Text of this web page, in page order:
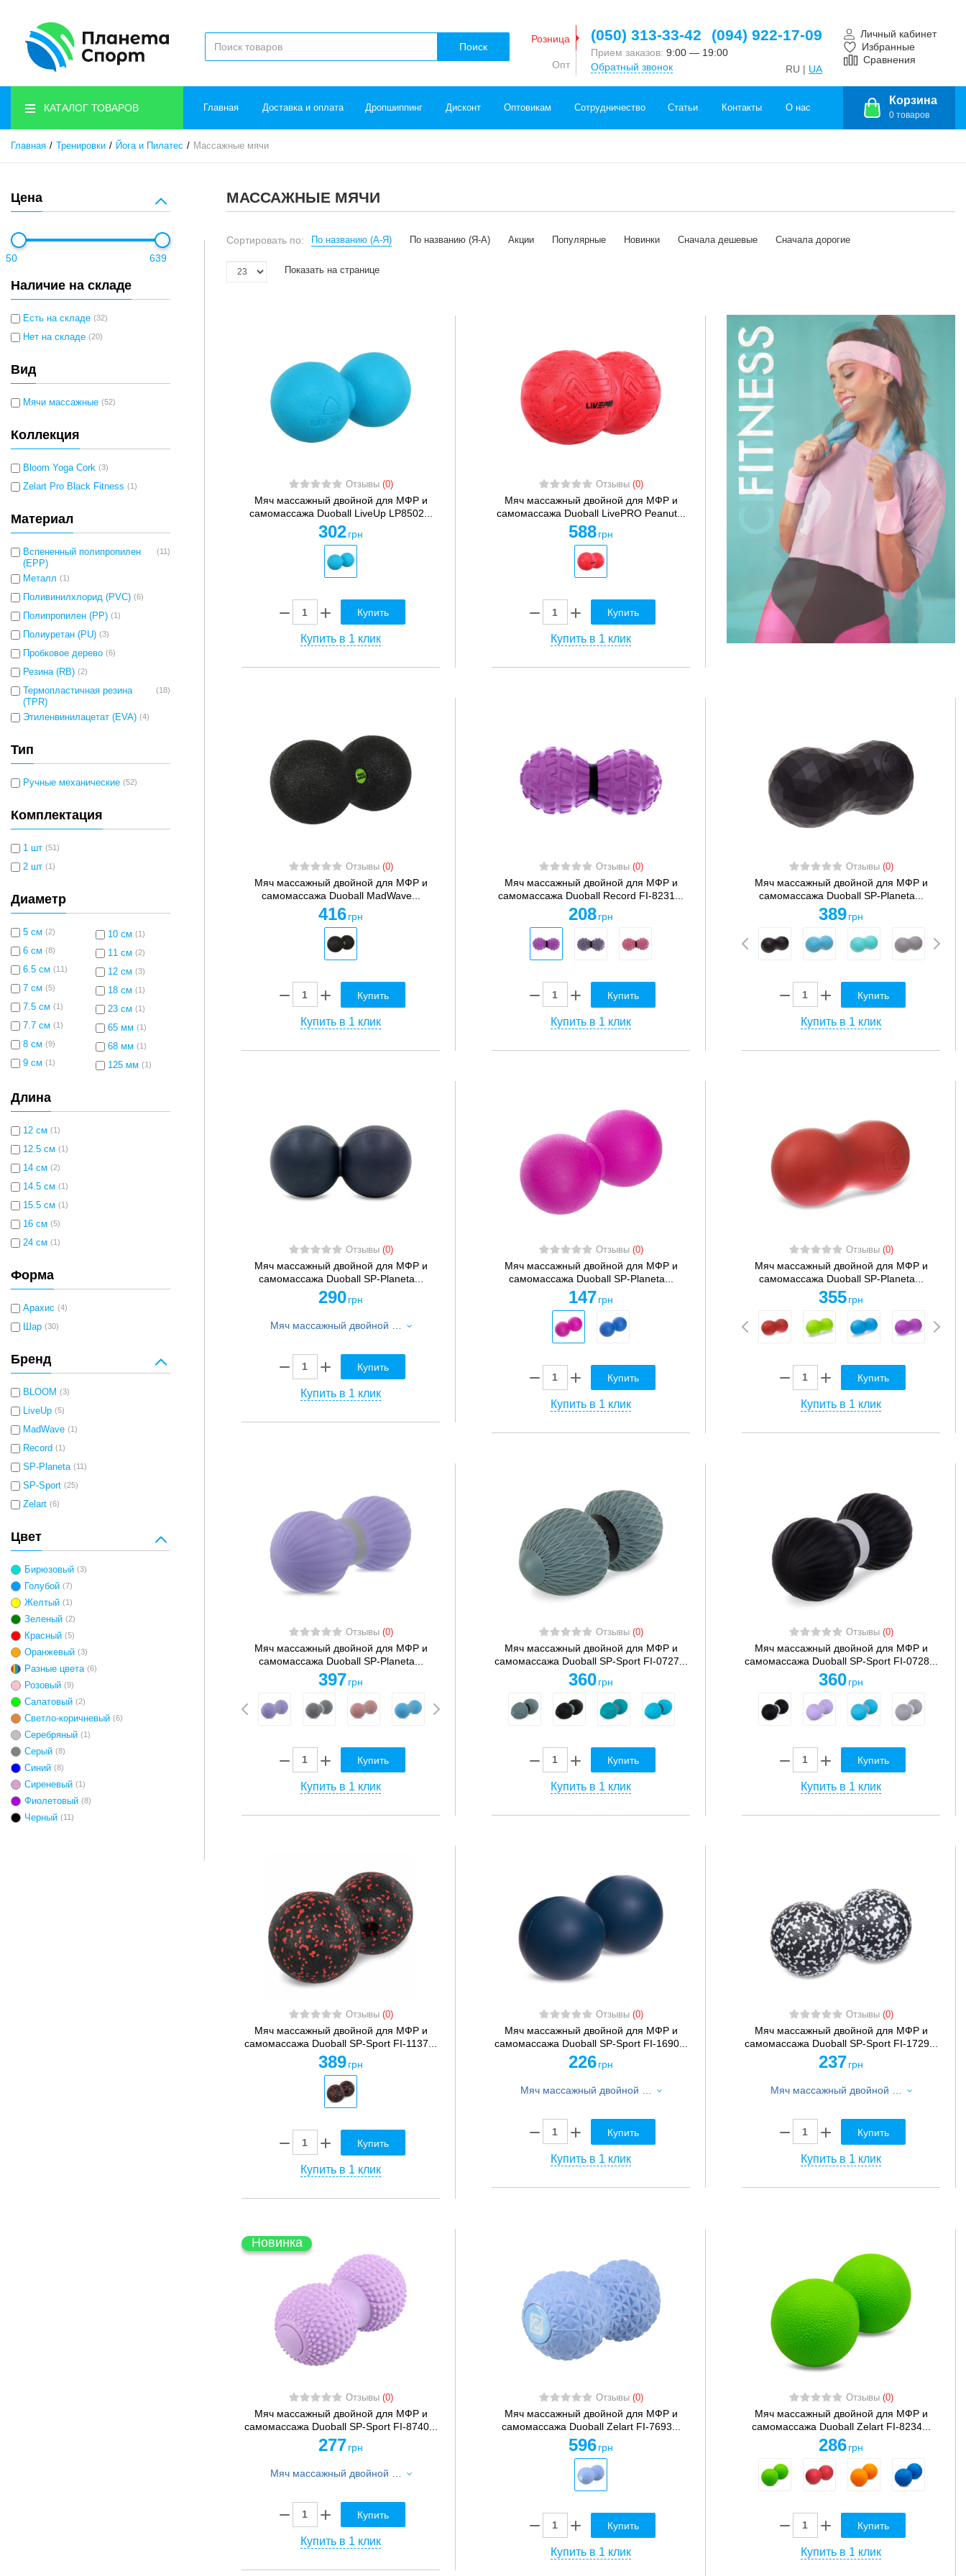
Поиск
Розница
Опт
(050) 313-33-42 (094) 922-17-09
Прием заказов: 9:00 — 19:00
Обратный звонок
RU | UA
Личный кабинет
Избранные
Сравнения
КАТАЛОГ ТОВАРОВ Главная Доставка и оплата Дропшиппинг Дисконт Оптовикам Сотрудничество Статьи Контакты О нас
Корзина
0 товаров
Главная Тренировки Йога и Пилатес Массажные мячи
Цена
50 639
Наличие на складе
Есть на складе (32)
Нет на складе (20)
Вид
Мячи массажные (52)
Коллекция
Bloom Yoga Cork (3)
Zelart Pro Black Fitness (1)
Материал
Вспененный полипропилен
(EPP)
(11)
Металл (1)
Поливинилхлорид (PVC) (6)
Полипропилен (PP) (1)
Полиуретан (PU) (3)
Пробковое дерево (6)
Резина (RB) (2)
Термопластичная резина
(TPR)
(18)
Этиленвинилацетат (EVA) (4)
Тип
Ручные механические (52)
Комплектация
1 шт (51)
2 шт (1)
Диаметр
5 см (2)
6 см (8)
6.5 см (11)
7 см (5)
7.5 см (1)
7.7 см (1)
8 см (9)
9 см (1)
10 см (1)
11 см (2)
12 см (3)
18 см (1)
23 см (1)
65 мм (1)
68 мм (1)
125 мм (1)
Длина
12 см (1)
12.5 см (1)
14 см (2)
14.5 см (1)
15.5 см (1)
16 см (5)
24 см (1)
Форма
Арахис (4)
Шар (30)
Бренд
BLOOM (3)
LiveUp (5)
MadWave (1)
Record (1)
SP-Planeta (11)
SP-Sport (25)
Zelart (6)
Цвет
Бирюзовый (3)
Голубой (7)
Желтый (1)
Зеленый (2)
Красный (5)
Оранжевый (3)
Разные цвета (6)
Розовый (9)
Салатовый (2)
Светло-коричневый (6)
Серебряный (1)
Серый (8)
Синий (8)
Сиреневый (1)
Фиолетовый (8)
Черный (11)
МАССАЖНЫЕ МЯЧИ
Сортировать по: По названию (А-Я) По названию (Я-А) Акции Популярные Новинки Сначала дешевые Сначала дорогие
Показать на странице
Отзывы (0)
Мяч массажный двойной для МФР и
самомассажа Duoball LiveUp LP8502...
302 грн
Купить
Купить в 1 клик
Отзывы (0)
Мяч массажный двойной для МФР и
самомассажа Duoball LivePRO Peanut...
588 грн
Купить
Купить в 1 клик
Отзывы (0)
Мяч массажный двойной для МФР и
самомассажа Duoball MadWave...
416 грн
Купить
Купить в 1 клик
Отзывы (0)
Мяч массажный двойной для МФР и
самомассажа Duoball Record FI-8231...
208 грн
Купить
Купить в 1 клик
Отзывы (0)
Мяч массажный двойной для МФР и
самомассажа Duoball SP-Planeta...
389 грн
Купить
Купить в 1 клик
Отзывы (0)
Мяч массажный двойной для МФР и
самомассажа Duoball SP-Planeta...
290 грн
Купить
Купить в 1 клик
Отзывы (0)
Мяч массажный двойной для МФР и
самомассажа Duoball SP-Planeta...
147 грн
Купить
Купить в 1 клик
Отзывы (0)
Мяч массажный двойной для МФР и
самомассажа Duoball SP-Planeta...
355 грн
Купить
Купить в 1 клик
Отзывы (0)
Мяч массажный двойной для МФР и
самомассажа Duoball SP-Planeta...
397 грн
Купить
Купить в 1 клик
Отзывы (0)
Мяч массажный двойной для МФР и
самомассажа Duoball SP-Sport FI-0727...
360 грн
Купить
Купить в 1 клик
Отзывы (0)
Мяч массажный двойной для МФР и
самомассажа Duoball SP-Sport FI-0728...
360 грн
Купить
Купить в 1 клик
Отзывы (0)
Мяч массажный двойной для МФР и
самомассажа Duoball SP-Sport FI-1137...
389 грн
Купить
Купить в 1 клик
Отзывы (0)
Мяч массажный двойной для МФР и
самомассажа Duoball SP-Sport FI-1690...
226 грн
Мяч массажный двойной для МФР и самомассажа Duoball SP-Sport FI-1690 ø6см цвета в ассортименте
Купить
Купить в 1 клик
Отзывы (0)
Мяч массажный двойной для МФР и
самомассажа Duoball SP-Sport FI-1729...
237 грн
Мяч массажный двойной для МФР и самомассажа Duoball SP-Sport FI-1729 ø5см цвета в ассортименте
Купить
Купить в 1 клик
Новинка
Отзывы (0)
Мяч массажный двойной для МФР и
самомассажа Duoball SP-Sport FI-8740...
277 грн
Купить
Купить в 1 клик
Отзывы (0)
Мяч массажный двойной для МФР и
самомассажа Duoball Zelart FI-7693...
596 грн
Купить
Купить в 1 клик
Отзывы (0)
Мяч массажный двойной для МФР и
самомассажа Duoball Zelart FI-8234...
286 грн
Купить
Купить в 1 клик